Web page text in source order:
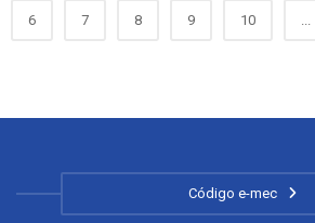
6 7 8 9 10 ...
Código e-mec